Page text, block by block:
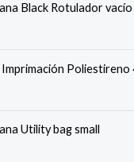
Black Rotulador vacío
Imprimación Poliestireno
Utility bag small